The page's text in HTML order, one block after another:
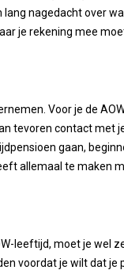
nagedacht over
je rekening mee
Voor je de
tevoren contact met
gaan,
allemaal te maken
leeftijd, moet je wel
voordat je wilt dat je